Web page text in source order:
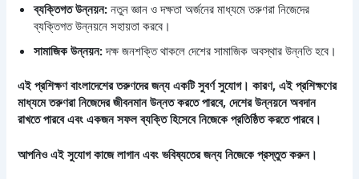
ব্যক্তিগত উন্নয়ন: নতুন জ্ঞান ও দক্ষতা অর্জনের মাধ্যমে তরুণরা নিজেদের
ব্যক্তিগত উন্নয়নে সহায়তা করবে।
সামাজিক উন্নয়ন:দক্ষ জনশক্তি থাকলে দেশের সামাজিক অবস্থার উন্নতি হবে।
এই প্রশিক্ষণ বাংলাদেশের তরুণদের জন্য একটি সুবর্ণ সুযোগ। কারণ, এই প্রশিক্ষণের
মাধ্যমে তরুণরা নিজেদের জীবনমান উন্নত করতে পারবে, দেশের উন্নয়নে অবদান
রাখতে পারবে এবং একজন সফল ব্যক্তি হিসেবে নিজেকে প্রতিষ্ঠিত করতে পারবে।
আপনিও এই সুযোগ কাজে লাগান এবং ভবিষ্যতের জন্য নিজেকে প্রস্তুত করুন।